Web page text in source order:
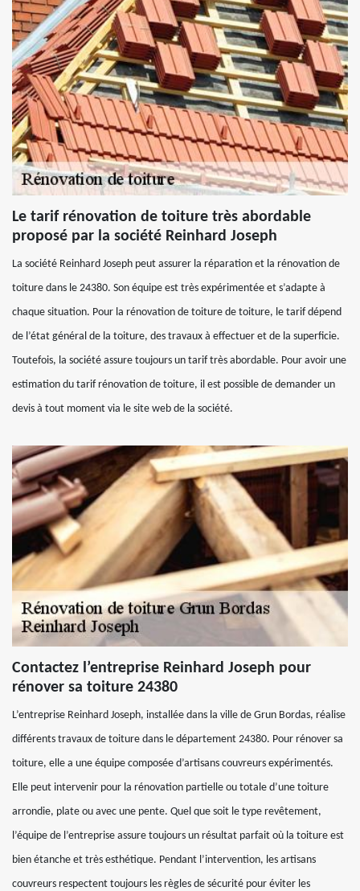
Le tarif rénovation de toiture très abordable
proposé par la société Reinhard Joseph
La société Reinhard Joseph peut assurer la réparation et la rénovation de
toiture dans le 24380. Son équipe est très expérimentée et s’adapte à
chaque situation. Pour la rénovation de toiture de toiture, le tarif dépend
de l’état général de la toiture, des travaux à effectuer et de la superficie.
Toutefois, la société assure toujours un tarif très abordable. Pour avoir une
estimation du tarif rénovation de toiture, il est possible de demander un
devis à tout moment via le site web de la société.
Contactez l’entreprise Reinhard Joseph pour
rénover sa toiture 24380
L’entreprise Reinhard Joseph, installée dans la ville de Grun Bordas, réalise
différents travaux de toiture dans le département 24380. Pour rénover sa
toiture, elle a une équipe composée d’artisans couvreurs expérimentés.
Elle peut intervenir pour la rénovation partielle ou totale d’une toiture
arrondie, plate ou avec une pente. Quel que soit le type revêtement,
l’équipe de l’entreprise assure toujours un résultat parfait où la toiture est
bien étanche et très esthétique. Pendant l’intervention, les artisans
couvreurs respectent toujours les règles de sécurité pour éviter les